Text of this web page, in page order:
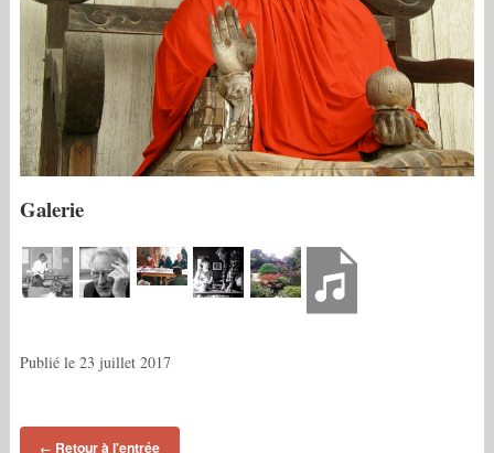
Galerie
Publié le 23 juillet 2017
← Retour à l'entrée